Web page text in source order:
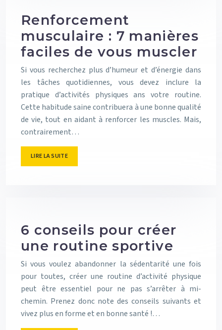
Renforcement
musculaire : 7 manières
faciles de vous muscler
Si vous recherchez plus d’humeur et d’énergie dans
les tâches quotidiennes, vous devez inclure la
pratique d’activités physiques ans votre routine.
Cette habitude saine contribuera à une bonne qualité
de vie, tout en aidant à renforcer les muscles. Mais,
contrairement…
LIRE LA SUITE
6 conseils pour créer
une routine sportive
Si vous voulez abandonner la sédentarité une fois
pour toutes, créer une routine d’activité physique
peut être essentiel pour ne pas s’arrêter à mi-
chemin. Prenez donc note des conseils suivants et
vivez plus en forme et en bonne santé !…